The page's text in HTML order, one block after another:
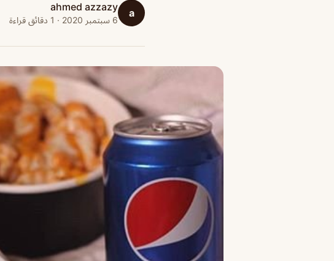
a
ahmed azzazy
6 سبتمبر 2020 · 1 دقائق قراءة